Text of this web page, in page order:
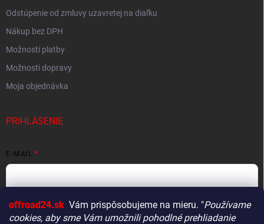
offroad24.sk Vám prispôsobujeme na mieru. "Používame
cookies, aby sme Vám umožnili pohodlné prehliadanie
Odstúpenie od zmluvy uzavretej na diaľku
Nákup bez DPH
Možnosti platby
Možnosti dopravy
Moja objednávka
PRIHLÁSENIE
E-MAIL
HESLO